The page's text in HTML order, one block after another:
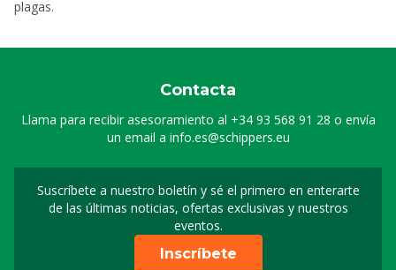
plagas.
Contacta
Llama para recibir asesoramiento al +34 93 568 91 28 o envía
un email a info.es@schippers.eu
Suscríbete a nuestro boletín y sé el primero en enterarte
de las últimas noticias, ofertas exclusivas y nuestros
eventos.
Suscripción a nuestro
Inscríbete